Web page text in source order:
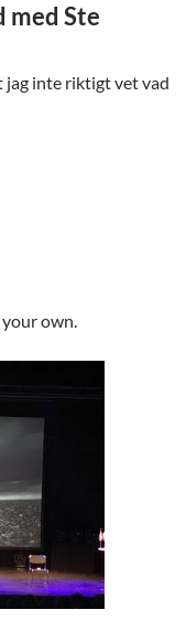
med Ste
jag inte riktigt vet vad
own.